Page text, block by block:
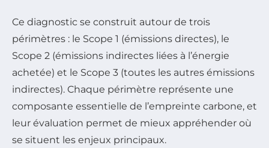
Ce diagnostic se construit autour de trois
périmètres : le Scope 1 (émissions directes), le
Scope 2 (émissions indirectes liées à l’énergie
achetée) et le Scope 3 (toutes les autres émissions
indirectes). Chaque périmètre représente une
composante essentielle de l’empreinte carbone, et
leur évaluation permet de mieux appréhender où
se situent les enjeux principaux.